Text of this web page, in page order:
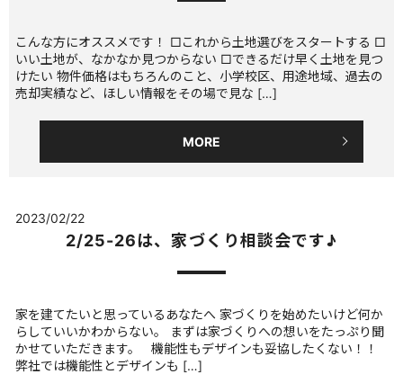
こんな方にオススメです！ □これから土地選びをスタートする □
いい土地が、なかなか見つからない □できるだけ早く土地を見つ
けたい 物件価格はもちろんのこと、小学校区、用途地域、過去の
売却実績など、ほしい情報をその場で見な […]
MORE
2023/02/22
2/25-26は、家づくり相談会です♪
家を建てたいと思っているあなたへ 家づくりを始めたいけど何か
らしていいかわからない。 まずは家づくりへの想いをたっぷり聞
かせていただきます。 機能性もデザインも妥協したくない！！
弊社では機能性とデザインも […]